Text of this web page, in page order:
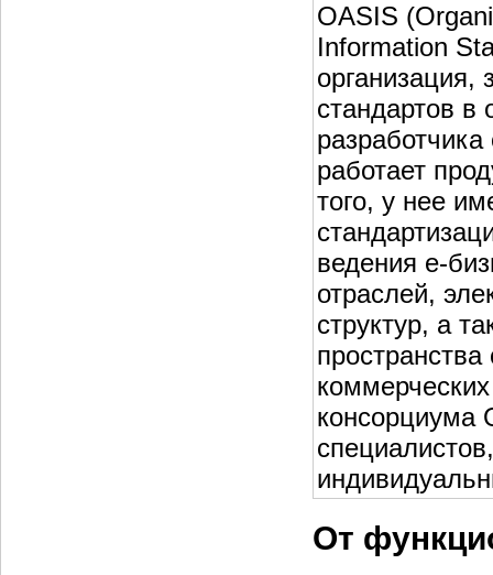
OASIS
Information
организация,
стандартов в
работает
того, у нее
ведения е-
отраслей,
структур, а
консорциума
От